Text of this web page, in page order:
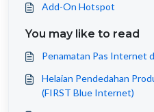
Add-On Hotspot
You may like to read
Penamatan Pas Internet
Helaian Pendedahan
(FIRST Blue Internet)